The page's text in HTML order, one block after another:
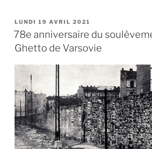
PUBLIÉ
LE
LUNDI 19 AVRIL 2021
78e anniversaire du
Ghetto de Varsovie